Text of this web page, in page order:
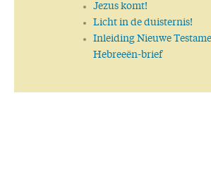
Jezus komt!
Licht in de duisternis!
Inleiding Nieuwe
Hebreeën-brief